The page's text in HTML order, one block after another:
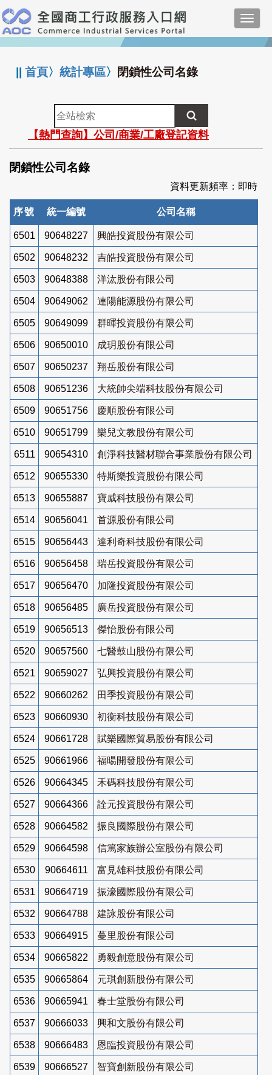
跳
到
主
要
:::
||首頁〉統計專區〉 閉鎖性公司名錄
全
站
檢
索
【熱門查詢】公司/商業/工廠登記資料
閉鎖性公司名錄
資料更新頻率：即時
序號 統一編號 公司名稱
6501 90648227 興皓投資股份有限公司
6502 90648232 吉皓投資股份有限公司
6503 90648388 洋汯股份有限公司
6504 90649062 連陽能源股份有限公司
6505 90649099 群暉投資股份有限公司
6506 90650010 成玥股份有限公司
6507 90650237 翔岳股份有限公司
6508 90651236 大統帥尖端科技股份有限公司
6509 90651756 慶順股份有限公司
6510 90651799 樂兒文教股份有限公司
6511 90654310 創淨科技醫材聯合事業股份有限公司
6512 90655330 特斯樂投資股份有限公司
6513 90655887 寶威科技股份有限公司
6514 90656041 首源股份有限公司
6515 90656443 達利奇科技股份有限公司
6516 90656458 瑞岳投資股份有限公司
6517 90656470 加隆投資股份有限公司
6518 90656485 廣岳投資股份有限公司
6519 90656513 傑怡股份有限公司
6520 90657560 七醫鼓山股份有限公司
6521 90659027 弘興投資股份有限公司
6522 90660262 田季投資股份有限公司
6523 90660930 初衡科技股份有限公司
6524 90661728 賦樂國際貿易股份有限公司
6525 90661966 福暘開發股份有限公司
6526 90664345 禾碼科技股份有限公司
6527 90664366 詮元投資股份有限公司
6528 90664582 振良國際股份有限公司
6529 90664598 信篤家族辦公室股份有限公司
6530 90664611 富見雄科技股份有限公司
6531 90664719 振濠國際股份有限公司
6532 90664788 建詠股份有限公司
6533 90664915 蔓里股份有限公司
6534 90665822 勇毅創意股份有限公司
6535 90665864 元琪創新股份有限公司
6536 90665941 春士堂股份有限公司
6537 90666033 興和文股份有限公司
6538 90666483 恩臨投資股份有限公司
6539 90666527 智寶創新股份有限公司